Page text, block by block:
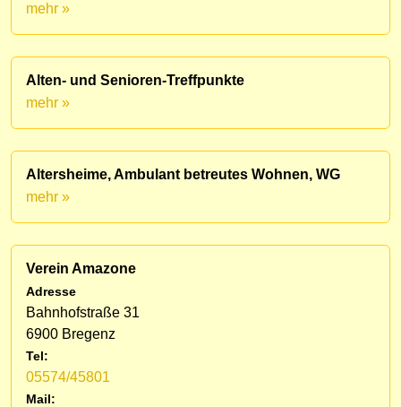
mehr »
Alten- und Senioren-Treffpunkte
mehr »
Altersheime, Ambulant betreutes Wohnen, WG
mehr »
Verein Amazone
Adresse
Bahnhofstraße 31
6900 Bregenz
Tel:
05574/45801
Mail: